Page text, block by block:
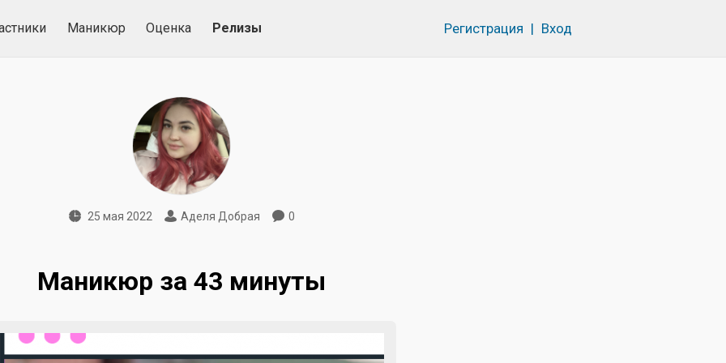
Маникюр Оценка Релизы Регистрация | Вход
25 мая 2022 Аделя Добрая 0
Маникюр за 43 минуты